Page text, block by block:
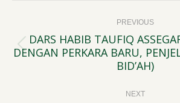
navigation PREVIOUS
Previous
post:
DARS HABIB TAUFIQ
DENGAN PERKARA BARU,
BID’AH)
NEXT